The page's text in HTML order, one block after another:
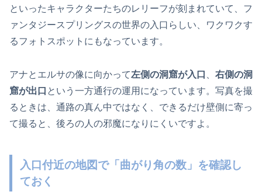
といったキャラクターたちのレリーフが刻まれていて、フ
ァンタジースプリングスの世界の入口らしい、ワクワクす
るフォトスポットにもなっています。
アナとエルサの像に向かって左側の洞窟が入口
右側の洞
窟が出口 という一方通行の運用になっています。写真を撮
るときは、通路の真ん中ではなく、できるだけ壁側に寄っ
て撮ると、後ろの人の邪魔になりにくいですよ。
入口付近の地図で「曲がり角の数」を確認し
ておく